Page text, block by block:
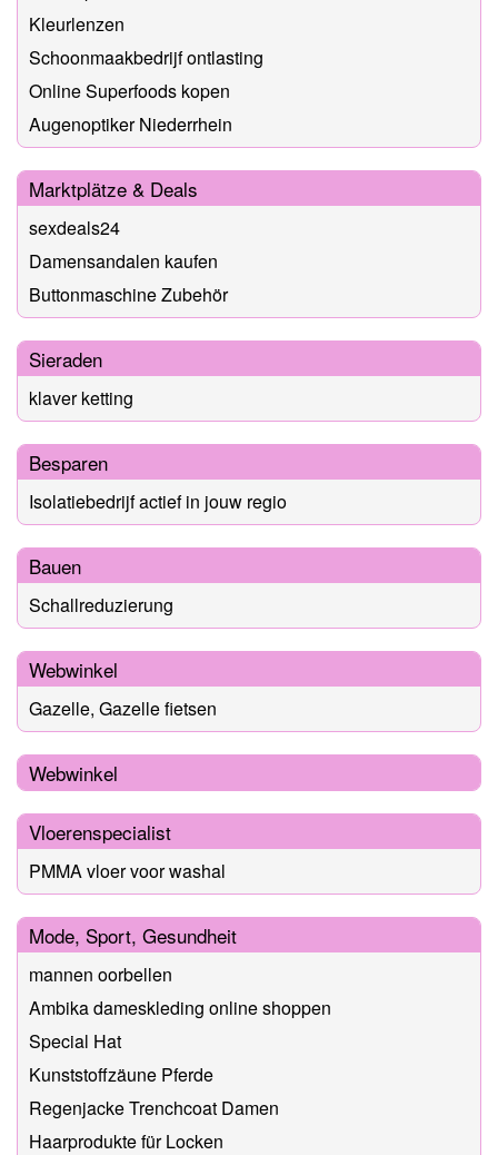
Kleurlenzen
Schoonmaakbedrijf ontlasting
Online Superfoods kopen
Augenoptiker Niederrhein
Marktplätze & Deals
sexdeals24
Damensandalen kaufen
Buttonmaschine Zubehör
Sieraden
klaver ketting
Besparen
Isolatiebedrijf actief in jouw regio
Bauen
Schallreduzierung
Webwinkel
Gazelle, Gazelle fietsen
Webwinkel
Vloerenspecialist
PMMA vloer voor washal
Mode, Sport, Gesundheit
mannen oorbellen
Ambika dameskleding online shoppen
Special Hat
Kunststoffzäune Pferde
Regenjacke Trenchcoat Damen
Haarprodukte für Locken